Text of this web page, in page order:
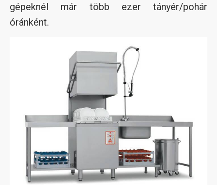
gépeknél már több ezer tányér/pohár
óránként.